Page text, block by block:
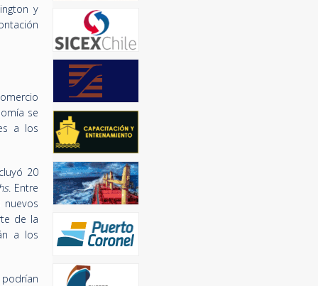
y
se
a los
20
. Entre
de la
a los